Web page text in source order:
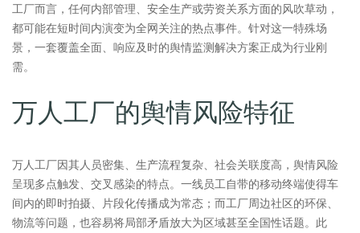
工厂而言，任何内部管理、安全生产或劳资关系方面的风吹草动，
都可能在短时间内演变为全网关注的热点事件。针对这一特殊场
景，一套覆盖全面、响应及时的舆情监测解决方案正成为行业刚
需。
万人工厂的舆情风险特征
万人工厂因其人员密集、生产流程复杂、社会关联度高，舆情风险
呈现多点触发、交叉感染的特点。一线员工自带的移动终端使得车
间内的即时拍摄、片段化传播成为常态；而工厂周边社区的环保、
物流等问题，也容易将局部矛盾放大为区域甚至全国性话题。此